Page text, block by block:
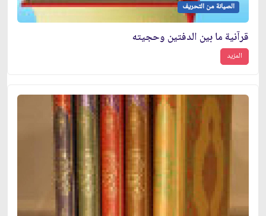
الصيانة من التحريف
قرآنية ما بين الدفتين وحجيته
المزيد